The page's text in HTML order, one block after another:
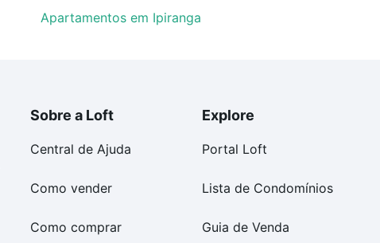
Apartamentos em Ipiranga
Sobre a Loft
Central de Ajuda
Como vender
Como comprar
Explore
Portal Loft
Lista de Condomínios
Guia de Venda